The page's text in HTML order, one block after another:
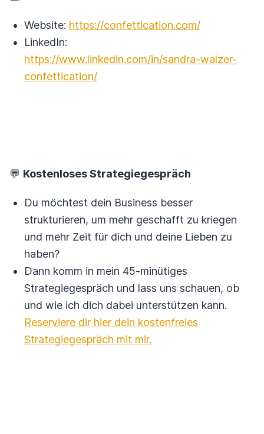
Website: https://confettication.com/
LinkedIn:
https://www.linkedin.com/in/sandra-walzer-
confettication/
💬 Kostenloses Strategiegespräch
Du möchtest dein Business besser
strukturieren, um mehr geschafft zu kriegen
und mehr Zeit für dich und deine Lieben zu
haben?
Dann komm in mein 45-minütiges
Strategiegespräch und lass uns schauen, ob
und wie ich dich dabei unterstützen kann.
Reserviere dir hier dein kostenfreies
Strategiegespräch mit mir.